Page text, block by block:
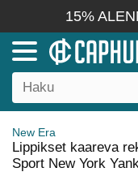
15%
New Era
Lippikset kaareva
Sport New York